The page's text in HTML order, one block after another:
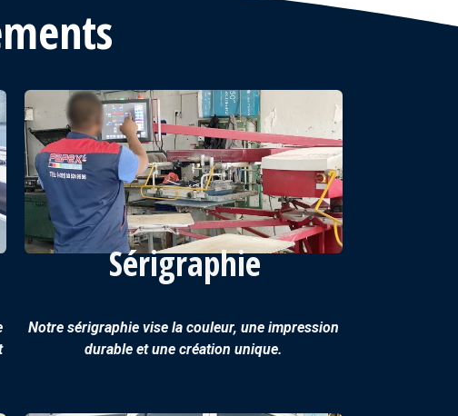
Sérigraphie
Notre sérigraphie vise la couleur, une impression
durable et une création unique.